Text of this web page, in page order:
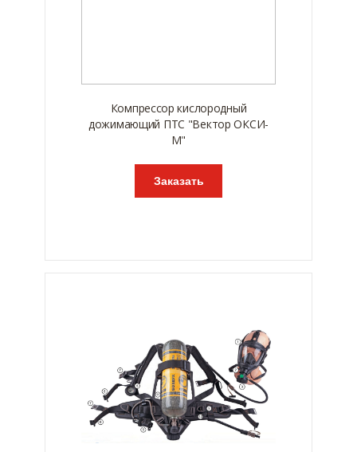
Компрессор кислородный
дожимающий ПТС "Вектор ОКСИ-
М"
Заказать